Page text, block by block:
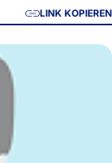
LINK KOPIEREN